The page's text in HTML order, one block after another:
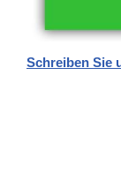
Schreiben Sie